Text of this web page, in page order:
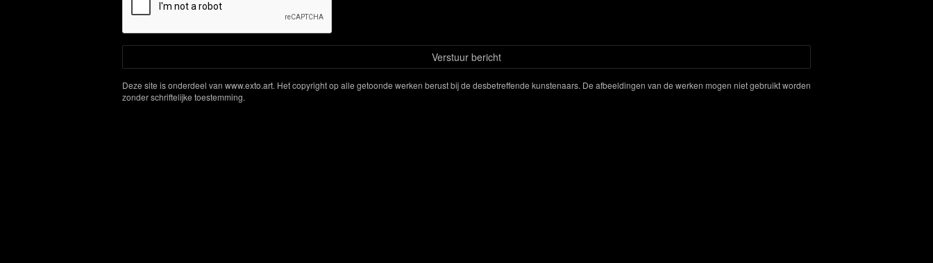
Deze site is onderdeel van www.exto.art. Het copyright op alle getoonde werken berust bij de desbetreffende kunstenaars. De afbeeldingen van de werken mogen niet gebruikt worden
zonder schriftelijke toestemming.